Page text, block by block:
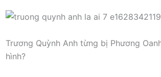
Trương Quỳnh Anh từng bị Phương
hình?